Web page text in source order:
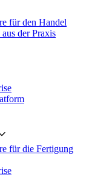
für den Handel
der Praxis
für die Fertigung